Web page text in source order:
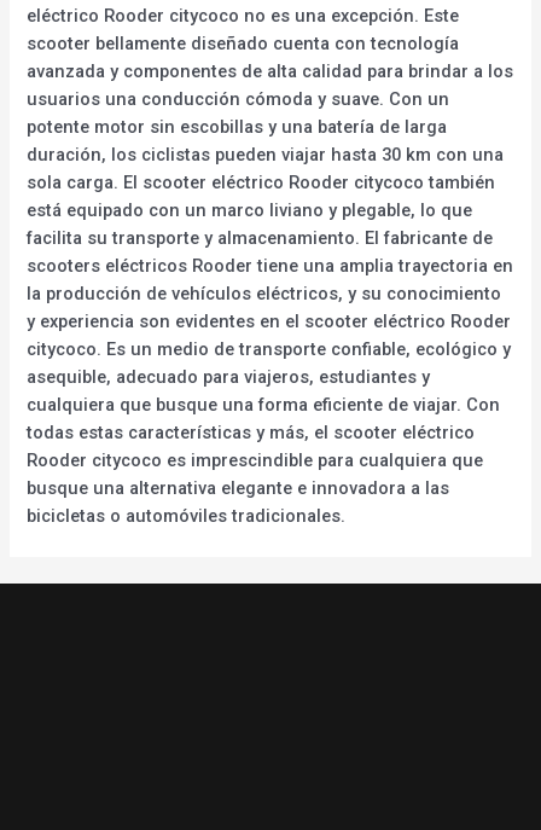
eléctrico Rooder citycoco no es una excepción. Este
scooter bellamente diseñado cuenta con tecnología
avanzada y componentes de alta calidad para brindar a los
usuarios una conducción cómoda y suave. Con un
potente motor sin escobillas y una batería de larga
duración, los ciclistas pueden viajar hasta 30 km con una
sola carga. El scooter eléctrico Rooder citycoco también
está equipado con un marco liviano y plegable, lo que
facilita su transporte y almacenamiento. El fabricante de
scooters eléctricos Rooder tiene una amplia trayectoria en
la producción de vehículos eléctricos, y su conocimiento
y experiencia son evidentes en el scooter eléctrico Rooder
citycoco. Es un medio de transporte confiable, ecológico y
asequible, adecuado para viajeros, estudiantes y
cualquiera que busque una forma eficiente de viajar. Con
todas estas características y más, el scooter eléctrico
Rooder citycoco es imprescindible para cualquiera que
busque una alternativa elegante e innovadora a las
bicicletas o automóviles tradicionales.